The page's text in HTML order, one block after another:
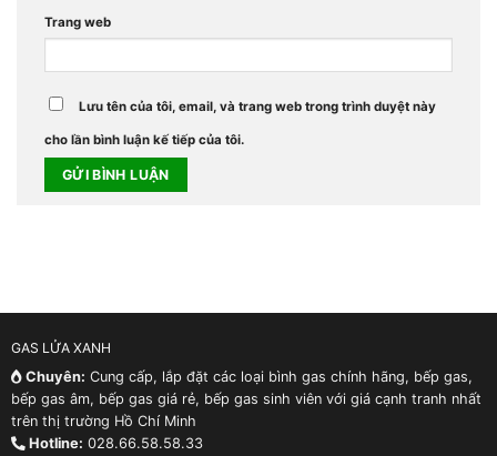
Trang web
Lưu tên của tôi, email, và trang web trong trình duyệt này
cho lần bình luận kế tiếp của tôi.
GAS LỬA XANH
Chuyên: Cung cấp, lắp đặt các loại bình gas chính hãng, bếp gas,
bếp gas âm, bếp gas giá rẻ, bếp gas sinh viên với giá cạnh tranh nhất
trên thị trường Hồ Chí Minh
Hotline: 028.66.58.58.33